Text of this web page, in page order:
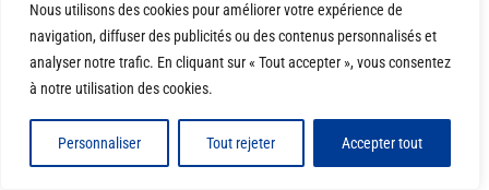
Nous utilisons des cookies pour améliorer votre expérience de
navigation, diffuser des publicités ou des contenus personnalisés et
analyser notre trafic. En cliquant sur « Tout accepter », vous consentez
à notre utilisation des cookies.
Personnaliser Tout rejeter Accepter tout